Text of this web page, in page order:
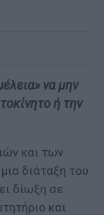
να μην
ή την
και των
διάταξη του
δίωξη σε
και